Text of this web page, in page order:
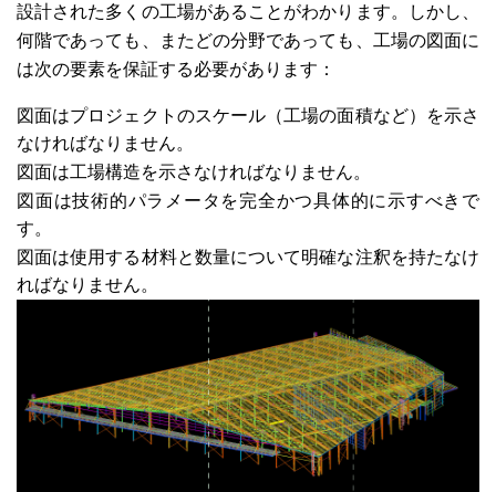
設計された多くの工場があることがわかります。しかし、
何階であっても、またどの分野であっても、工場の図面に
は次の要素を保証する必要があります：
図面はプロジェクトのスケール（工場の面積など）を示さ
なければなりません。
図面は工場構造を示さなければなりません。
図面は技術的パラメータを完全かつ具体的に示すべきで
す。
図面は使用する材料と数量について明確な注釈を持たなけ
ればなりません。